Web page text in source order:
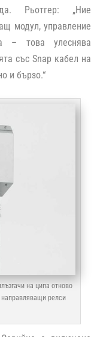
Рьотгер: „Ние
модул, управление
– това улеснява
със Snap кабел на
и бързо.“
на ципа отново
направляващи релси